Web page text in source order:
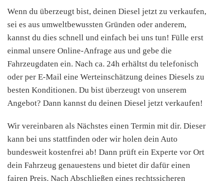
Wenn du überzeugt bist, deinen Diesel jetzt zu verkaufen,
sei es aus umweltbewussten Gründen oder anderem,
kannst du dies schnell und einfach bei uns tun! Fülle erst
einmal unsere Online-Anfrage aus und gebe die
Fahrzeugdaten ein. Nach ca. 24h erhältst du telefonisch
oder per E-Mail eine Werteinschätzung deines Diesels zu
besten Konditionen. Du bist überzeugt von unserem
Angebot? Dann kannst du deinen Diesel jetzt verkaufen!
Wir vereinbaren als Nächstes einen Termin mit dir. Dieser
kann bei uns stattfinden oder wir holen dein Auto
bundesweit kostenfrei ab! Dann prüft ein Experte vor Ort
dein Fahrzeug genauestens und bietet dir dafür einen
fairen Preis. Nach Abschließen eines rechtssicheren